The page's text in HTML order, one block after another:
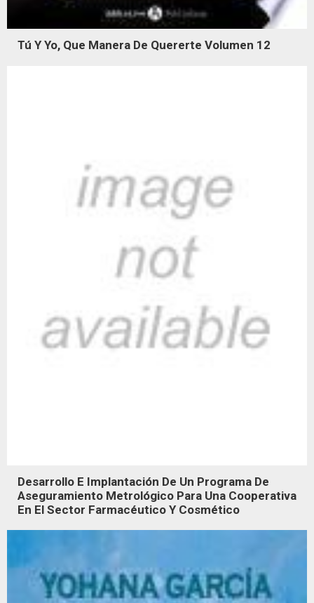
Tú Y Yo, Que Manera De Quererte Volumen 12
Desarrollo E Implantación De Un Programa De
Aseguramiento Metrológico Para Una Cooperativa
En El Sector Farmacéutico Y Cosmético